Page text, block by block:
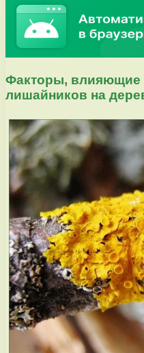
Факторы, влияющие
лишайников на